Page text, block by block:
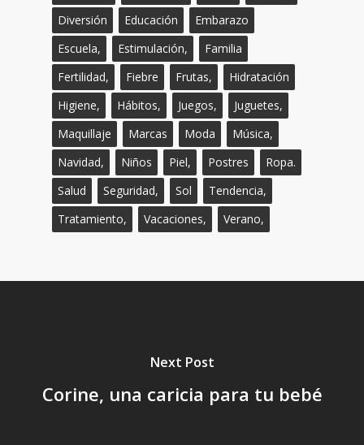
Diversión
Educación
Embarazo
Escuela,
Estimulación,
Familia
Fertilidad,
Fiebre Frutas,
Hidratación
Higiene,
Hábitos, Juegos,
Juguetes,
Maquillaje
Marcas Moda
Música,
Navidad,
Niños Piel, Postres
Ropa.
Salud
Seguridad, Sol
Tendencia,
Tratamiento,
Vacaciones, Verano,
Next Post
Corine, una caricia para tu bebé